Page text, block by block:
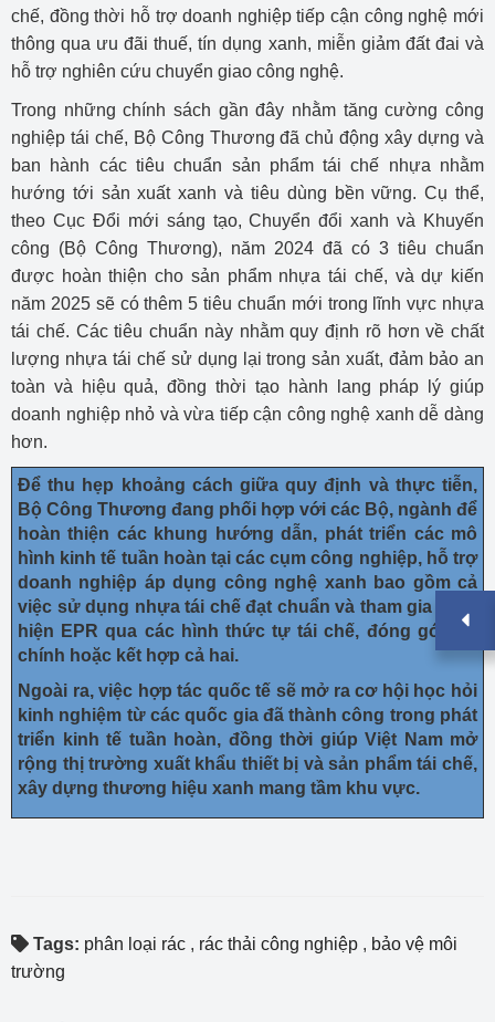
chế, đồng thời hỗ trợ doanh nghiệp tiếp cận công nghệ mới
thông qua ưu đãi thuế, tín dụng xanh, miễn giảm đất đai và
hỗ trợ nghiên cứu chuyển giao công nghệ.
Trong những chính sách gần đây nhằm tăng cường công
nghiệp tái chế, Bộ Công Thương đã chủ động xây dựng và
ban hành các tiêu chuẩn sản phẩm tái chế nhựa nhằm
hướng tới sản xuất xanh và tiêu dùng bền vững. Cụ thể,
theo Cục Đổi mới sáng tạo, Chuyển đổi xanh và Khuyến
công (Bộ Công Thương), năm 2024 đã có 3 tiêu chuẩn
được hoàn thiện cho sản phẩm nhựa tái chế, và dự kiến
năm 2025 sẽ có thêm 5 tiêu chuẩn mới trong lĩnh vực nhựa
tái chế. Các tiêu chuẩn này nhằm quy định rõ hơn về chất
lượng nhựa tái chế sử dụng lại trong sản xuất, đảm bảo an
toàn và hiệu quả, đồng thời tạo hành lang pháp lý giúp
doanh nghiệp nhỏ và vừa tiếp cận công nghệ xanh dễ dàng
hơn.
Để thu hẹp khoảng cách giữa quy định và thực tiễn,
Bộ Công Thương đang phối hợp với các Bộ, ngành để
hoàn thiện các khung hướng dẫn, phát triển các mô
hình kinh tế tuần hoàn tại các cụm công nghiệp, hỗ trợ
doanh nghiệp áp dụng công nghệ xanh bao gồm cả
việc sử dụng nhựa tái chế đạt chuẩn và tham gia thực
hiện EPR qua các hình thức tự tái chế, đóng góp tài
chính hoặc kết hợp cả hai.
Ngoài ra, việc hợp tác quốc tế sẽ mở ra cơ hội học hỏi
kinh nghiệm từ các quốc gia đã thành công trong phát
triển kinh tế tuần hoàn, đồng thời giúp Việt Nam mở
rộng thị trường xuất khẩu thiết bị và sản phẩm tái chế,
xây dựng thương hiệu xanh mang tầm khu vực.
Tags: phân loại rác , rác thải công nghiệp , bảo vệ môi
trường